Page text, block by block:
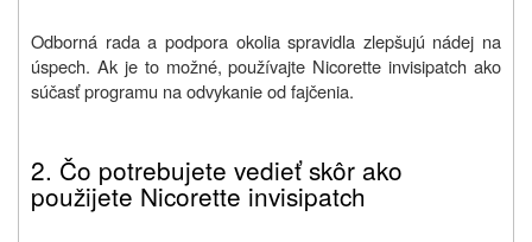
Odborná rada a podpora okolia spravidla zlepšujú nádej na
úspech. Ak je to možné, používajte Nicorette invisipatch ako
súčasť programu na odvykanie od fajčenia.
2. Čo potrebujete vedieť skôr ako
použijete Nicorette invisipatch